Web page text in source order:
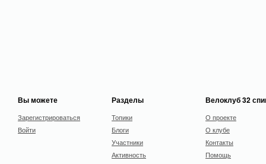
Вы можете
Зарегистрироваться
Войти
Разделы
Топики
Блоги
Участники
Активность
Велоклуб 32
О проекте
О клубе
Контакты
Помощь